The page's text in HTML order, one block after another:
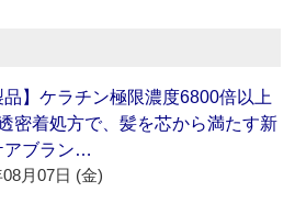
品】ケラチン極限濃度6800倍以上
密着処方で、髪を芯から満たす新
アブラン…
08月07日 (金)